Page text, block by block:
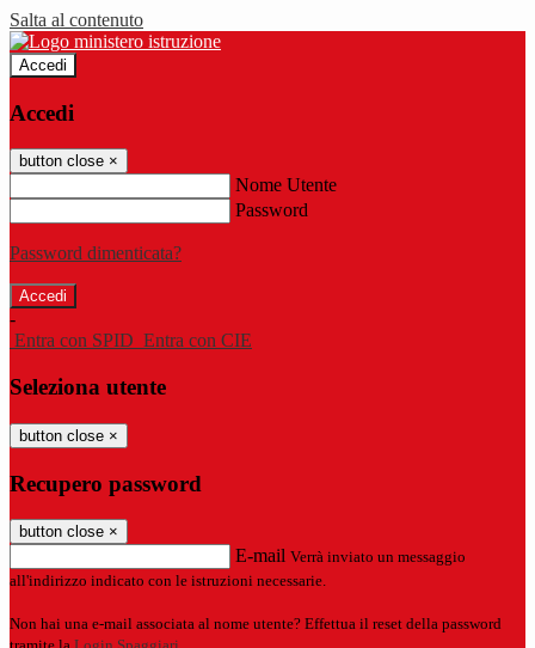
Salta al contenuto
Accedi
Accedi
button close ×
Nome Utente
Password
Password dimenticata?
-
Entra con SPID Entra con CIE
Seleziona utente
button close ×
Recupero password
button close ×
E-mail Verrà inviato un messaggio
all'indirizzo indicato con le istruzioni necessarie.
Non hai una e-mail associata al nome utente? Effettua il reset della password